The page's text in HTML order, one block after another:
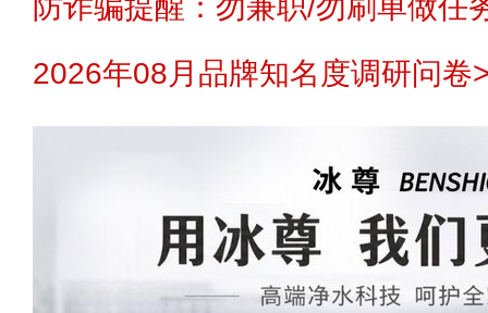
防诈骗提醒：勿兼职/勿刷单做任
2026年08月品牌知名度调研问卷